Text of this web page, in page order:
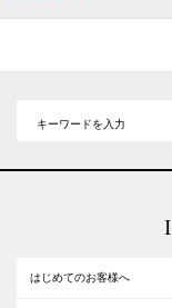
はじめてのお客様へ